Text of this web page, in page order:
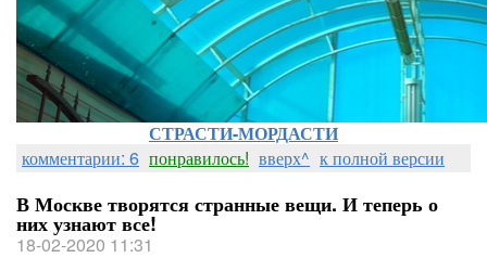
СТРАСТИ-МОРДАСТИ
комментарии: 6 понравилось! вверх^ к полной версии
В Москве творятся странные вещи. И теперь о
них узнают все!
18-02-2020 11:31